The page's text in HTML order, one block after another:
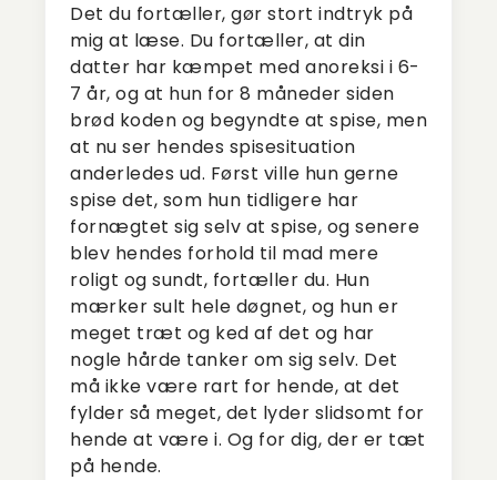
Det du fortæller, gør stort indtryk på
mig at læse. Du fortæller, at din
datter har kæmpet med anoreksi i 6-
7 år, og at hun for 8 måneder siden
brød koden og begyndte at spise, men
at nu ser hendes spisesituation
anderledes ud. Først ville hun gerne
spise det, som hun tidligere har
fornægtet sig selv at spise, og senere
blev hendes forhold til mad mere
roligt og sundt, fortæller du. Hun
mærker sult hele døgnet, og hun er
meget træt og ked af det og har
nogle hårde tanker om sig selv. Det
må ikke være rart for hende, at det
fylder så meget, det lyder slidsomt for
hende at være i. Og for dig, der er tæt
på hende.